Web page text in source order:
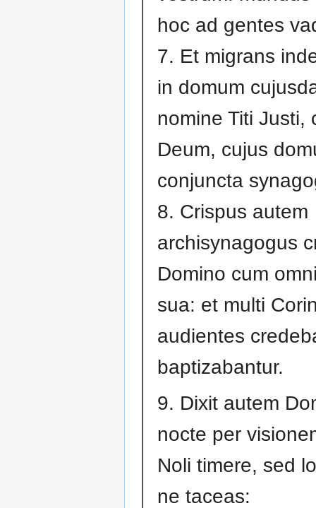
hoc ad gentes
7. Et migrans
in domum
nomine Titi Justi,
Deum, cujus
conjuncta
8. Crispus autem
archisynagogus
Domino cum
sua: et multi
audientes
baptizabantur.
9. Dixit autem
nocte per
Noli timere, sed
ne taceas: